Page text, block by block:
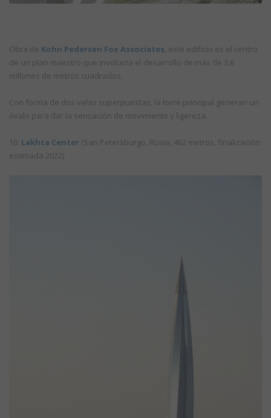
Obra de Kohn Pedersen Fox Associates, este edificio es el centro
de un plan maestro que involucra el desarrollo de más de 3.6
millones de metros cuadrados.
Con forma de dos velas superpuestas, la torre principal generan un
óvalo para dar la sensación de movimiento y ligereza.
10. Lakhta Center (San Petersburgo, Rusia, 462 metros, finalización
estimada 2022)